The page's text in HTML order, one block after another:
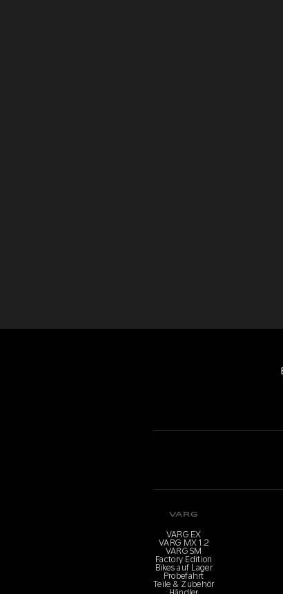
VARG
VARG EX
VARG MX 1.2
VARG SM
Factory Edition
Bikes auf Lager
Probefahrt
Teile & Zubehör